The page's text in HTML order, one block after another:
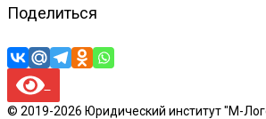
Поделиться
© 2019-2026 Юридический институт "М-